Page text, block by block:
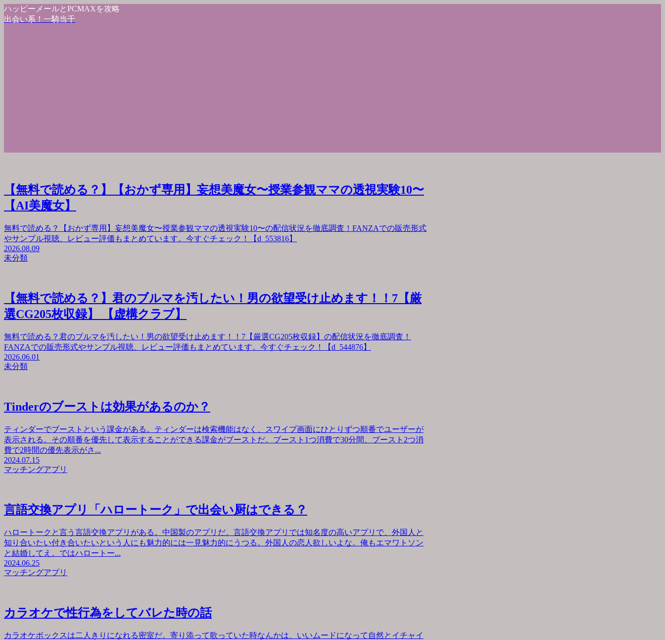
ハッピーメールとPCMAXを攻略
出会い系！一騎当千
【無料で読める？】【おかず専用】妄想美魔女〜授業参観ママの透視実験10〜
【AI美魔女】
無料で読める？【おかず専用】妄想美魔女〜授業参観ママの透視実験10〜の配信状況を徹底調査！FANZAでの販売形式
やサンプル視聴、レビュー評価もまとめています。今すぐチェック！【d_553816】
2026.08.09
未分類
【無料で読める？】君のブルマを汚したい！男の欲望受け止めます！！7【厳
選CG205枚収録】 【虚構クラブ】
無料で読める？君のブルマを汚したい！男の欲望受け止めます！！7【厳選CG205枚収録】の配信状況を徹底調査！
FANZAでの販売形式やサンプル視聴、レビュー評価もまとめています。今すぐチェック！【d_544876】
2026.06.01
未分類
Tinderのブーストは効果があるのか？
ティンダーでブーストという課金がある。ティンダーは検索機能はなく、スワイプ画面にひとりずつ順番でユーザーが
表示される。その順番を優先して表示することができる課金がブーストだ。ブースト1つ消費で30分間、ブースト2つ消
費で2時間の優先表示がさ...
2024.07.15
マッチングアプリ
言語交換アプリ「ハロートーク」で出会い厨はできる？
ハロートークと言う言語交換アプリがある。中国製のアプリだ。言語交換アプリでは知名度の高いアプリで、外国人と
知り合いたい付き合いたいという人にも魅力的には一見魅力的にうつる。外国人の恋人欲しいよな。俺もエマワトソン
と結婚してえ。ではハロートー...
2024.06.25
マッチングアプリ
カラオケで性行為をしてバレた時の話
カラオケボックスは二人きりになれる密室だ。寄り添って歌っていた時なんかは、いいムードになって自然とイチャイ